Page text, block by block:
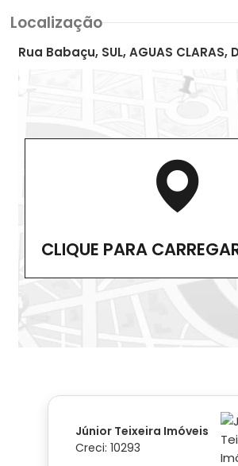
Localização
Rua Babaçu, SUL, AGUAS CLARAS,
CLIQUE PARA
Júnior Teixeira Imóveis
Creci: 10293